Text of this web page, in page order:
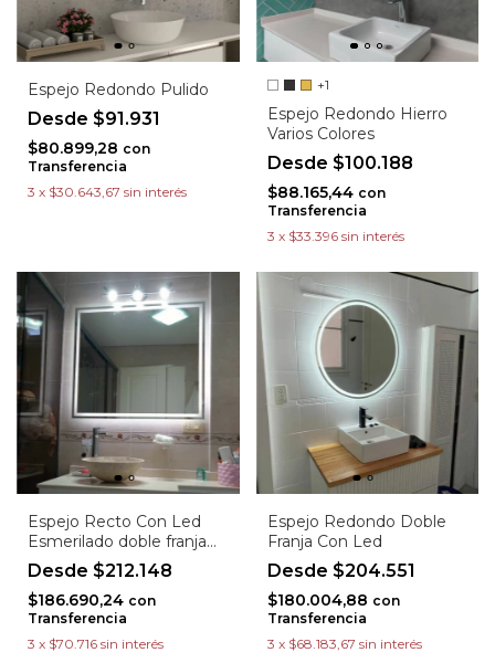
Espejo Redondo Pulido
$91.931
$80.899,28 con
Transferencia
3 x $30.643,67 sin interés
+1
Espejo Redondo Hierro
Varios Colores
$100.188
$88.165,44 con
Transferencia
3 x $33.396 sin interés
Espejo Recto Con Led
Esmerilado doble franja
Art. 7020$212.148
$186.690,24 con
Transferencia
3 x $70.716 sin interés
Espejo Redondo Doble
Franja Con Led
$204.551
$180.004,88 con
Transferencia
3 x $68.183,67 sin interés